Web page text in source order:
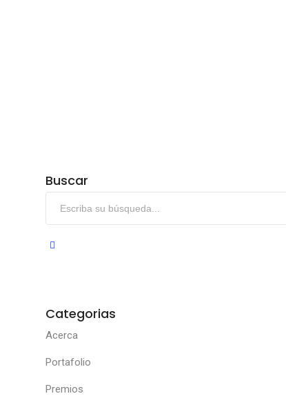
Buscar
Categorias
Acerca
Portafolio
Premios